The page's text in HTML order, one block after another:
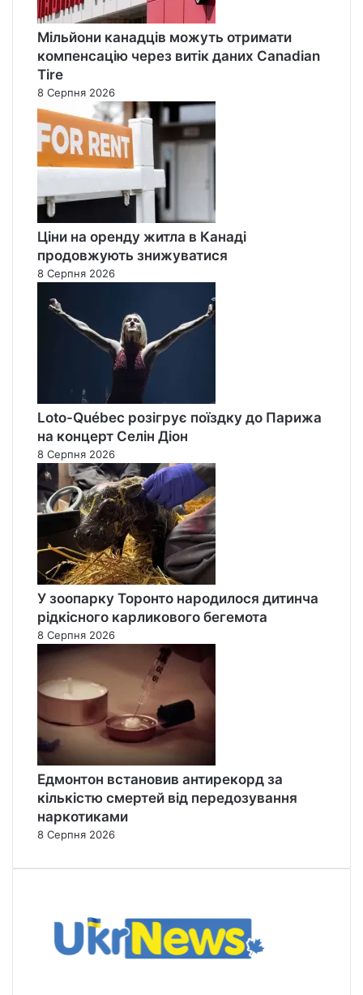
Мільйони канадців можуть отримати
компенсацію через витік даних Canadian
Tire
8 Серпня 2026
Ціни на оренду житла в Канаді
продовжують знижуватися
8 Серпня 2026
Loto-Québec розігрує поїздку до Парижа
на концерт Селін Діон
8 Серпня 2026
У зоопарку Торонто народилося дитинча
рідкісного карликового бегемота
8 Серпня 2026
Едмонтон встановив антирекорд за
кількістю смертей від передозування
наркотиками
8 Серпня 2026